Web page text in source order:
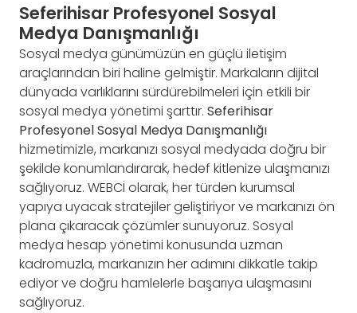
Seferihisar Profesyonel Sosyal
Medya Danışmanlığı
Sosyal medya günümüzün en güçlü iletişim
araçlarından biri haline gelmiştir. Markaların dijital
dünyada varlıklarını sürdürebilmeleri için etkili bir
sosyal medya yönetimi şarttır. Seferihisar
Profesyonel Sosyal Medya Danışmanlığı
hizmetimizle, markanızı sosyal medyada doğru bir
şekilde konumlandırarak, hedef kitlenize ulaşmanızı
sağlıyoruz. WEBCİ olarak, her türden kurumsal
yapıya uyacak stratejiler geliştiriyor ve markanızı ön
plana çıkaracak çözümler sunuyoruz. Sosyal
medya hesap yönetimi konusunda uzman
kadromuzla, markanızın her adımını dikkatle takip
ediyor ve doğru hamlelerle başarıya ulaşmasını
sağlıyoruz.